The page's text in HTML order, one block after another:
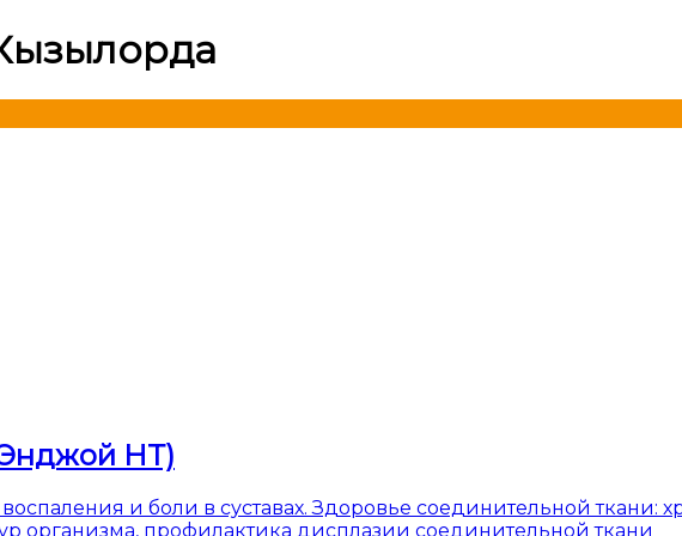
Энджой НТ)
и боли в суставах. Здоровье соединительной ткани:
организма, профилактика дисплазии соединительной ткани